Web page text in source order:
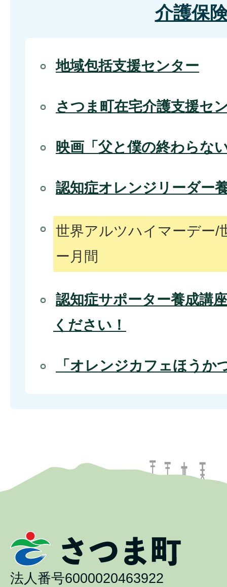
介護保
地域包括支援センター
さつま町在宅介護支援セ
映画「父と僕の終わらな
認知症オレンジリーダー
世界アルツハイマーデー/
ー月間
認知症サポーター養成講
ください！
「オレンジカフェほうか
法人番号6000020463922